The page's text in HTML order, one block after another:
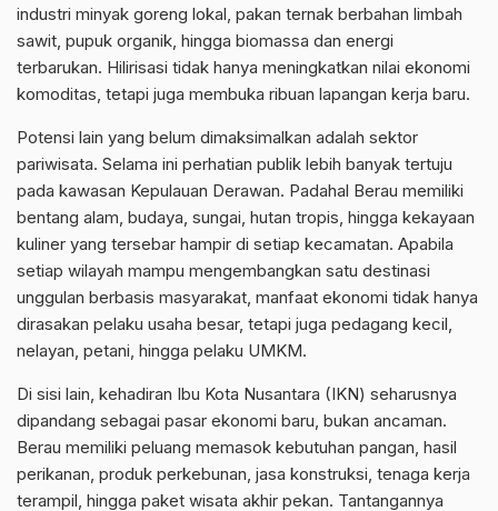
industri minyak goreng lokal, pakan ternak berbahan limbah
sawit, pupuk organik, hingga biomassa dan energi
terbarukan. Hilirisasi tidak hanya meningkatkan nilai ekonomi
komoditas, tetapi juga membuka ribuan lapangan kerja baru.
Potensi lain yang belum dimaksimalkan adalah sektor
pariwisata. Selama ini perhatian publik lebih banyak tertuju
pada kawasan Kepulauan Derawan. Padahal Berau memiliki
bentang alam, budaya, sungai, hutan tropis, hingga kekayaan
kuliner yang tersebar hampir di setiap kecamatan. Apabila
setiap wilayah mampu mengembangkan satu destinasi
unggulan berbasis masyarakat, manfaat ekonomi tidak hanya
dirasakan pelaku usaha besar, tetapi juga pedagang kecil,
nelayan, petani, hingga pelaku UMKM.
Di sisi lain, kehadiran Ibu Kota Nusantara (IKN) seharusnya
dipandang sebagai pasar ekonomi baru, bukan ancaman.
Berau memiliki peluang memasok kebutuhan pangan, hasil
perikanan, produk perkebunan, jasa konstruksi, tenaga kerja
terampil, hingga paket wisata akhir pekan. Tantangannya